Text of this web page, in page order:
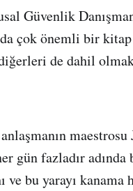
Güvenlik
çok önemli bir kitap
de dahil
gün fazladır adında
ve bu yarayı kanama